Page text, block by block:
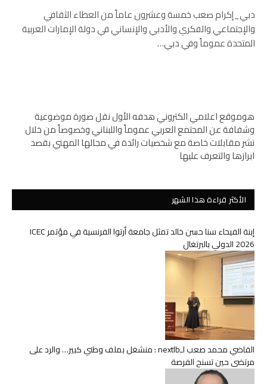
دبي_إكرام صعب خمسة وعشرون عاماً من العطاء الثقافي
والإجتماعي والفكري والأدبي والإنساني في دولة الإمارات العربية
المتحدة عموماً وفي دبي…
هوموقع اعلامي الكتروني هدفه الأول نقل صورة موضوعية
وشفافة عن المجتمع العربي عموماً واللبناني وخصوصاً من خلال
نشر مقابلات خاصة مع شخصيات رائدة في مجالها المهني بقصد
ابرازها والتعرف عليها
الأكثر قراءة هذا الشهر
إبنة الفيحاء سنا حسن خالد تمثل جامعة أرتوا الفرنسية في مؤتمر ICEC
2026 الدولي بالبرتغال
القاضي محمد صعب لـnextlb : منشغل بملف وطني كبير… والرد على
مرتضى حين تسنح الفرصة